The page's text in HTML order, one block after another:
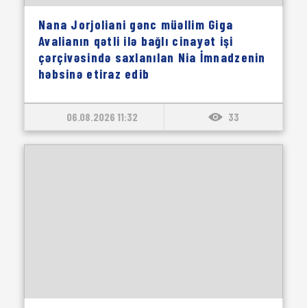
Nana Jorjoliani gənc müəllim Giga
Avalianın qətli ilə bağlı cinayət işi
çərçivəsində saxlanılan Nia İmnadzenin
həbsinə etiraz edib
06.08.2026 11:32 33